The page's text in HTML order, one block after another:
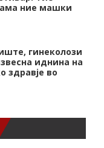
ама ние машки
гинеколози
иднина на
здравје во